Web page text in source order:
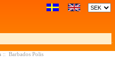
:: Barbados Polis